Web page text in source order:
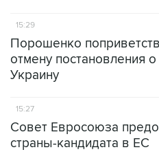
15:29
Порошенко
отмену постановления
Украину
15:27
Совет Евросоюза
страны-кандидата в ЕС